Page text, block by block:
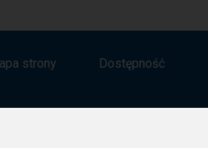
strony Dostępność